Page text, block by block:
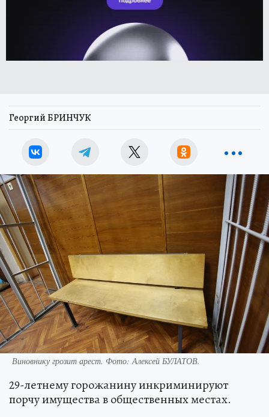
Георгий БРИНЧУК
Виновнику грозит арест. Фото: Алексей БУЛАТОВ.
29-летнему горожанину инкриминируют
порчу имущества в общественных местах.